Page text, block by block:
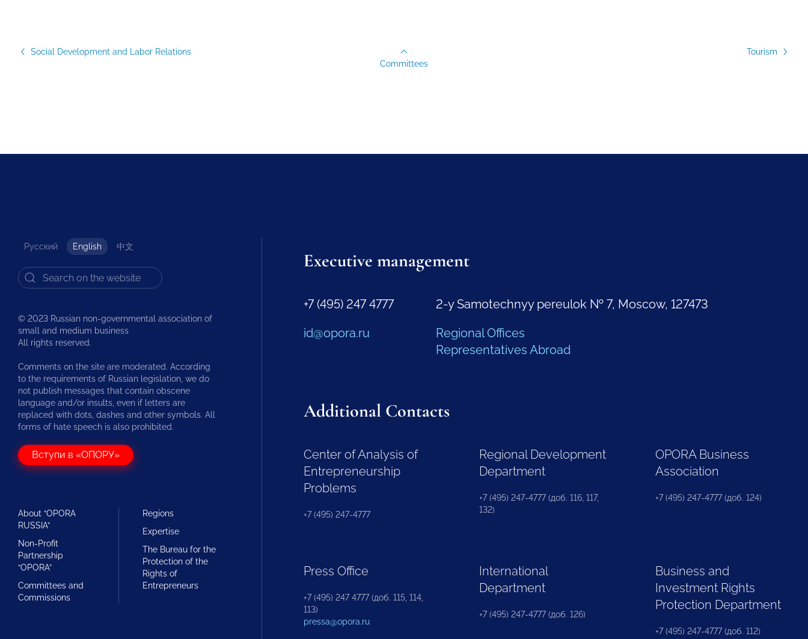
Social Development and Labor Relations
Tourism
Committees
Русский English 中文
© 2023 Russian non-governmental association of
small and medium business
All rights reserved.
Comments on the site are moderated. According
to the requirements of Russian legislation, we do
not publish messages that contain obscene
language and/or insults, even if letters are
replaced with dots, dashes and other symbols. All
forms of hate speech is also prohibited.
Вступи в «ОПОРУ»
About “OPORA
RUSSIA”
Non-Profit
Partnership
“OPORA”
Committees and
Commissions
Regions
Expertise
The Bureau for the
Protection of the
Rights of
Entrepreneurs
Executive management
+7 (495) 247 4777
id@opora.ru
2-y Samotechnyy pereulok № 7, Moscow, 127473
Regional Offices
Representatives Abroad
Additional Contacts
Center of Analysis of
Entrepreneurship
Problems
+7 (495) 247-4777
Regional Development
Department
+7 (495) 247-4777 (доб. 116, 117,
132)
OPORA Business
Association
+7 (495) 247-4777 (доб. 124)
Press Office
+7 (495) 247 4777 (доб. 115, 114,
113)
pressa@opora.ru
International
Department
+7 (495) 247-4777 (доб. 126)
Business and
Investment Rights
Protection Department
+7 (495) 247-4777 (доб. 112)